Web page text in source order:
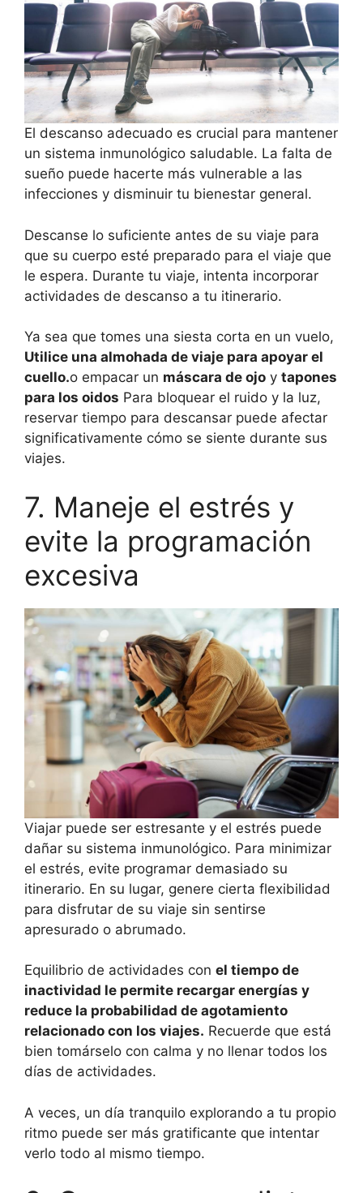
El descanso adecuado es crucial para mantener
un sistema inmunológico saludable. La falta de
sueño puede hacerte más vulnerable a las
infecciones y disminuir tu bienestar general.
Descanse lo suficiente antes de su viaje para
que su cuerpo esté preparado para el viaje que
le espera. Durante tu viaje, intenta incorporar
actividades de descanso a tu itinerario.
Ya sea que tomes una siesta corta en un vuelo,
Utilice una almohada de viaje para apoyar el
cuello.o empacar un máscara de ojo y tapones
para los oidos Para bloquear el ruido y la luz,
reservar tiempo para descansar puede afectar
significativamente cómo se siente durante sus
viajes.
7. Maneje el estrés y
evite la programación
excesiva
Viajar puede ser estresante y el estrés puede
dañar su sistema inmunológico. Para minimizar
el estrés, evite programar demasiado su
itinerario. En su lugar, genere cierta flexibilidad
para disfrutar de su viaje sin sentirse
apresurado o abrumado.
Equilibrio de actividades con el tiempo de
inactividad le permite recargar energías y
reduce la probabilidad de agotamiento
relacionado con los viajes. Recuerde que está
bien tomárselo con calma y no llenar todos los
días de actividades.
A veces, un día tranquilo explorando a tu propio
ritmo puede ser más gratificante que intentar
verlo todo al mismo tiempo.